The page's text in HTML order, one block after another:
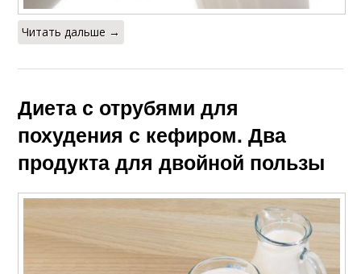
Читать дальше →
Диета с отрубями для
похудения с кефиром. Два
продукта для двойной пользы